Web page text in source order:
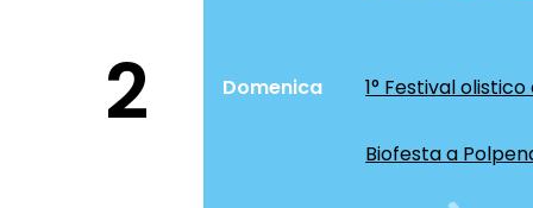
2 Domenica 1° Festival
Biofesta a